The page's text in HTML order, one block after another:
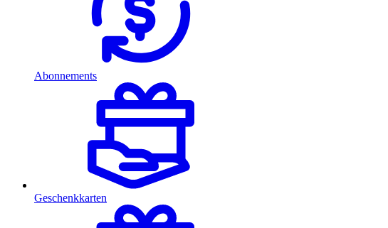
Abonnements
Geschenkkarten